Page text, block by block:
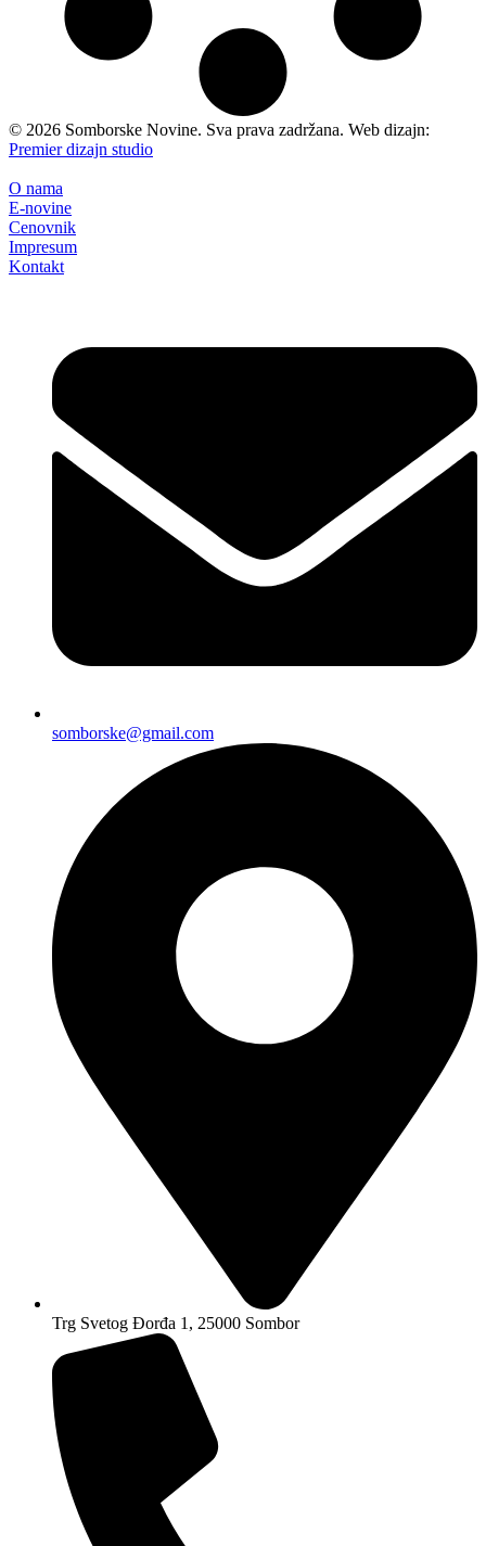
© 2026 Somborske Novine. Sva prava zadržana. Web dizajn:
Premier dizajn studio
O nama
E-novine
Cenovnik
Impresum
Kontakt
somborske@gmail.com
Trg Svetog Đorđa 1, 25000 Sombor